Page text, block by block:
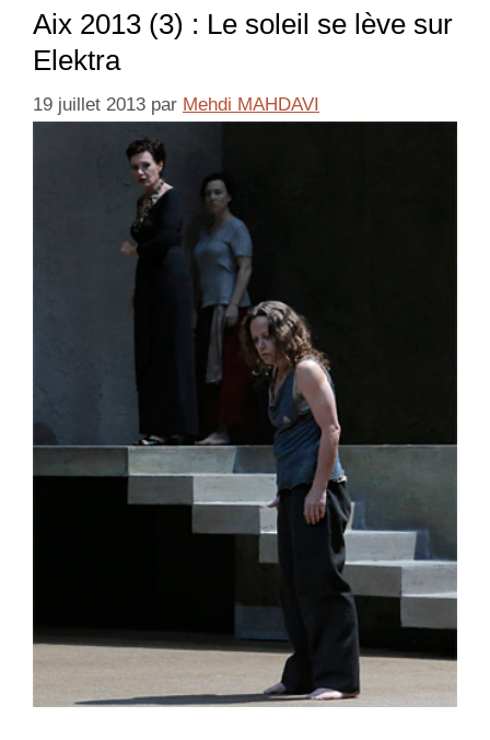
Aix 2013 (3) : Le soleil se lève sur
Elektra
19 juillet 2013 par Mehdi MAHDAVI